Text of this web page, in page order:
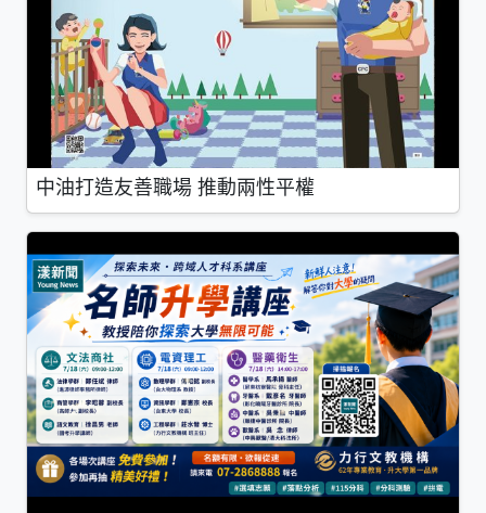
中油打造友善職場 推動兩性平權